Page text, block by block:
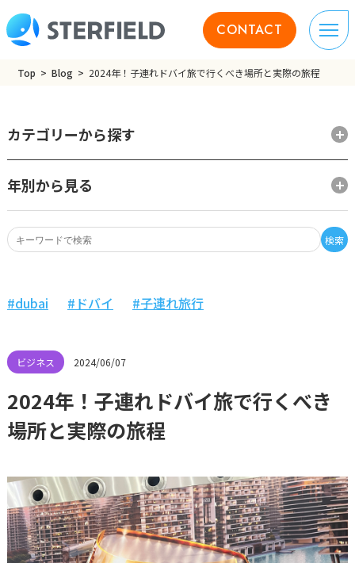
CONTACT
Top Blog 2024年！子連れドバイ旅で行くべき場所と実際の旅程
検索
カテゴリーから探す
年別から見る
2024/06/07
dubai ドバイ 子連れ旅行
2024年！子連れドバイ旅で行くべき
場所と実際の旅程